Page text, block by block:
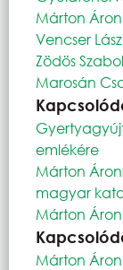
Márton Áron
Vencser
Zödös
Marosán
emlékére
Márton
magyar
Márton
Márton